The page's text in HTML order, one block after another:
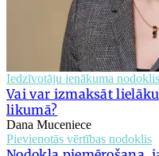
Iedzīvotāju ienākuma nodoklis
Vai var izmaksāt
likumā?
Dana Muceniece
Pievienotās vērtības nodoklis